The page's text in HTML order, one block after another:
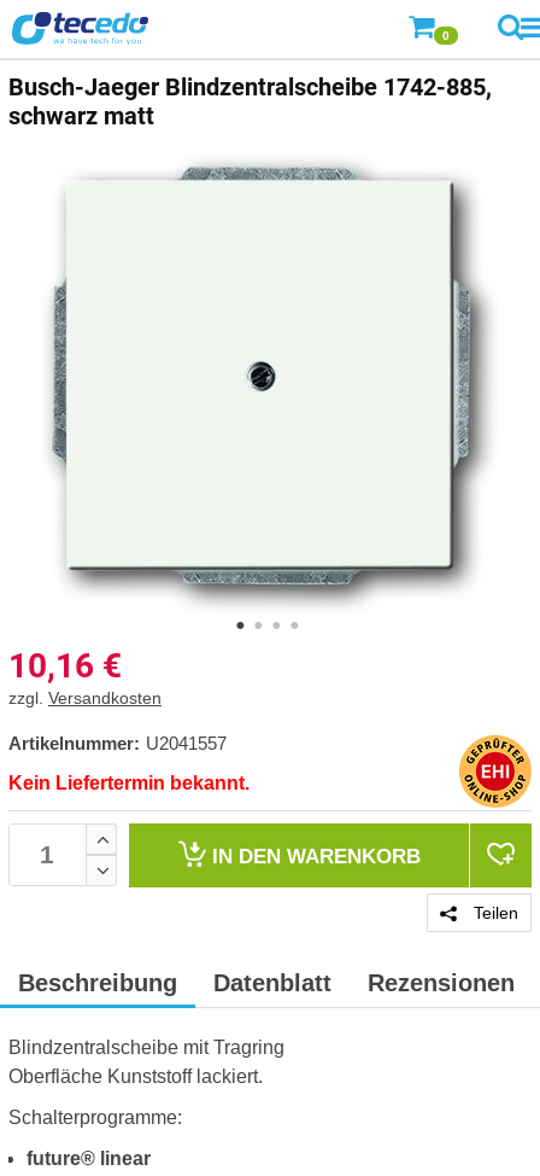
0
Busch-Jaeger Blindzentralscheibe 1742-885,
schwarz matt
10,16 €
zzgl. Versandkosten
Artikelnummer: U2041557
Kein Liefertermin bekannt.
IN DEN WARENKORB
Teilen
Beschreibung Datenblatt Rezensionen
Blindzentralscheibe mit Tragring
Oberfläche Kunststoff lackiert.
Schalterprogramme:
future® linear